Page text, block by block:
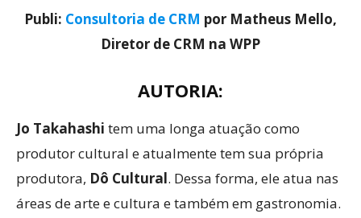
Publi: Consultoria de CRM por Matheus Mello,
Diretor de CRM na WPP
AUTORIA:
Jo Takahashi tem uma longa atuação como
produtor cultural e atualmente tem sua própria
produtora, Dô Cultural. Dessa forma, ele atua nas
áreas de arte e cultura e também em gastronomia.